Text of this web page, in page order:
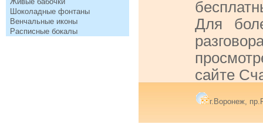
Шоколадные фонтаны
Венчальные иконы
Расписные бокалы
Для
сайте
г.Воронеж,